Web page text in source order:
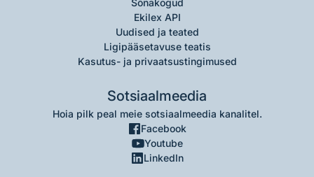
Sõnakogud
Ekilex API
Uudised ja teated
Ligipääsetavuse teatis
Kasutus- ja privaatsustingimused
Sotsiaalmeedia
Hoia pilk peal meie sotsiaalmeedia kanalitel.
Facebook
Youtube
LinkedIn